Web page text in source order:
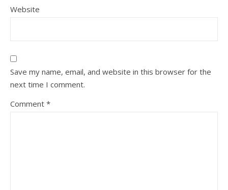
Website
Save my name, email, and website in this browser for the
next time I comment.
Comment *